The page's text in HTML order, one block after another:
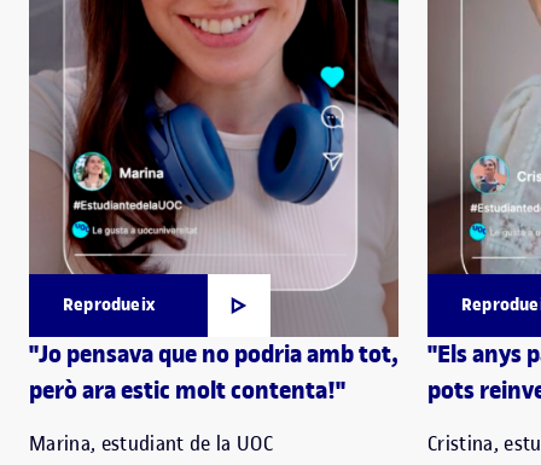
Reprodueix
"Jo pensava que no podria amb tot,
però ara estic molt contenta!"
Marina, estudiant de la UOC
"Els anys
pots
Cristina,